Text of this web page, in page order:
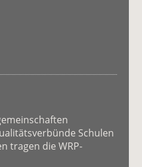
Schulen
tragen die WRP-